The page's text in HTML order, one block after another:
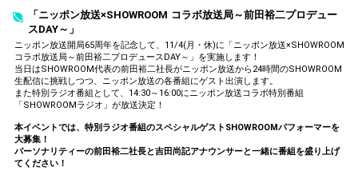
「ニッポン放送×SHOWROOM コラボ放送局～前田裕二プロデュー
スDAY～」
ニッポン放送開局65周年を記念して、11/4(月・休)に「ニッポン放送×SHOWROOM
コラボ放送局～前田裕二プロデュースDAY～」を実施します！
当日はSHOWROOM代表の前田裕二社長がニッポン放送から24時間のSHOWROOM
生配信に挑戦しつつ、ニッポン放送の各番組にゲスト出演します。
また特別ラジオ番組として、14:30～16:00にニッポン放送コラボ特別番組
「SHOWROOMラジオ」が放送決定！
本イベントでは、特別ラジオ番組のスペシャルゲストSHOWROOMパフォーマーを
大募集！
パーソナリティーの前田裕二社長と吉田尚記アナウンサーと一緒に番組を盛り上げ
てください！